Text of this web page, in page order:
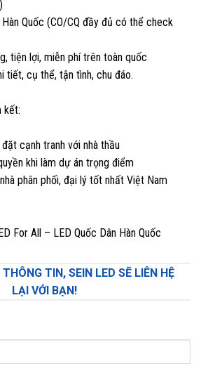
Quốc (CO/CQ đầy đủ có thể check
tiện lợi, miễn phí trên toàn quốc
tiết, cụ thể, tận tình, chu đáo.
kết:
cạnh tranh với nhà thầu
khi làm dự án trọng điểm
phân phối, đại lý tốt nhất Việt Nam
For All – LED Quốc Dân Hàn Quốc
TIN, SEIN LED SẼ LIÊN HỆ
LẠI VỚI BẠN!